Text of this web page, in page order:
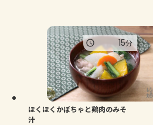
ほくほくかぼちゃと鶏肉のみそ
汁
15分